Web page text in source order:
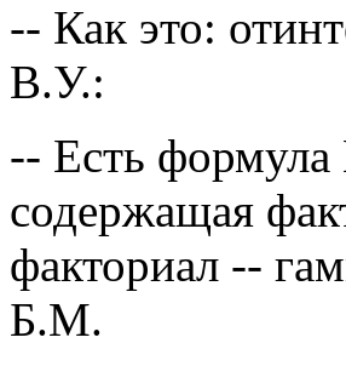
-- Как это:
В.У.:
-- Есть формула
содержащая
факториал --
Б.М.